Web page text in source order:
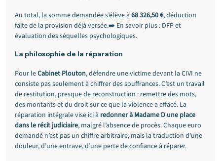
Au total, la somme demandée s’élève à 68 326,50 €, déduction
faite de la provision déjà versée.➡️ En savoir plus : DFP et
évaluation des séquelles psychologiques.
La philosophie de la réparation
Pour le Cabinet Plouton, défendre une victime devant la CIVI ne
consiste pas seulement à chiffrer des souffrances. C’est un travail
de restitution, presque de reconstruction : remettre des mots,
des montants et du droit sur ce que la violence a effacé. La
réparation intégrale vise ici à redonner à Madame D une place
dans le récit judiciaire, malgré l’absence de procès. Chaque euro
demandé n’est pas un chiffre arbitraire, mais la traduction d’une
douleur, d’une entrave, d’une perte de confiance à réparer.